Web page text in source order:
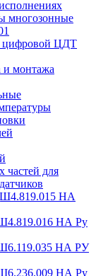
многозонные
цифровой ЦДТ
и монтажа
частей для
НА
НА Ру
НА РУ
НА Ру